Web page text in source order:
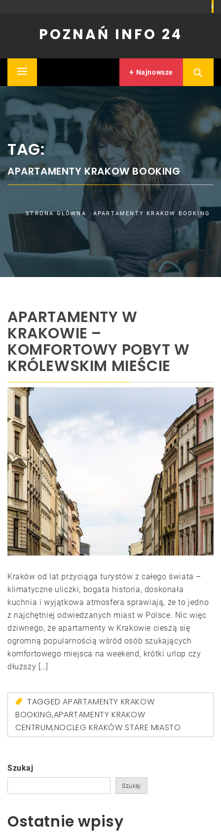
POZNAŃ INFO 24
Primary
Najnowsze
TAG:
APARTAMENTY KRAKOW BOOKING
STRONA GŁÓWNA APARTAMENTY KRAKOW BOOKING
APARTAMENTY W
KRAKOWIE –
KOMFORTOWY POBYT W
KRÓLEWSKIM MIEŚCIE
Kraków od lat przyciąga turystów z całego świata –
klimatyczne uliczki, bogata historia, doskonała
kuchnia i wyjątkowa atmosfera sprawiają, że to jedno
z najchętniej odwiedzanych miast w Polsce. Nic więc
dziwnego, że apartamenty w Krakowie cieszą się
ogromną popularnością wśród osób szukających
komfortowego miejsca na weekend, krótki urlop czy
dłuższy […]
TAGGEDAPARTAMENTY KRAKOW
BOOKING,APARTAMENTY KRAKOW
CENTRUM,NOCLEG KRAKÓW STARE MIASTO
Szukaj
Szukaj
Ostatnie wpisy